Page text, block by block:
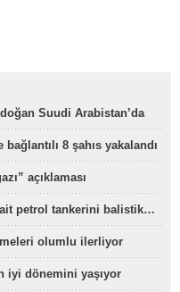
Suudi Arabistan’da
8 şahıs yakalandı
açıklaması
ait petrol tankerini balistik…
olumlu ilerliyor
iyi dönemini yaşıyor